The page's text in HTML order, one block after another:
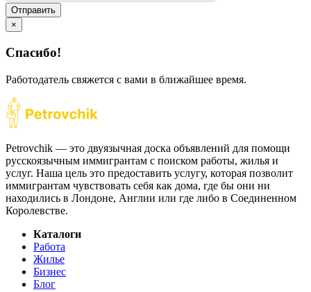
Отправить
×
Спасибо!
Работодатель свяжется с вами в ближайшее время.
Petrovchik — это двуязычная доска объявлений для помощи
русскоязычным иммигрантам с поиском работы, жилья и
услуг. Наша цель это предоставить услугу, которая позволит
иммигрантам чувствовать себя как дома, где бы они ни
находились в Лондоне, Англии или где либо в Соединенном
Королевстве.
Каталоги
Работа
Жилье
Бизнес
Блог